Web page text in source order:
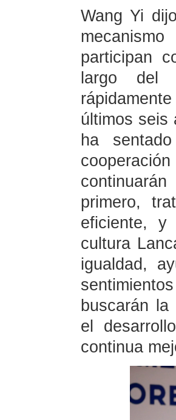
Wang Yi
participan
largo del
últimos seis
ha
primero,
eficiente, y
cultura
igualdad,
buscarán
el
continua